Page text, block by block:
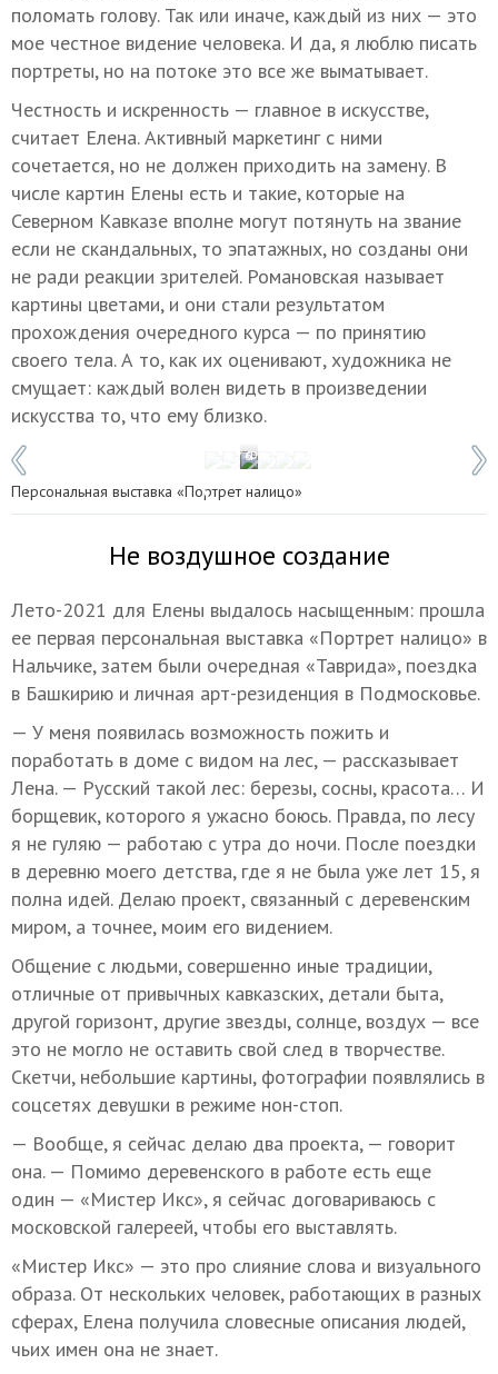
поломать голову. Так или иначе, каждый из них — это
мое честное видение человека. И да, я люблю писать
портреты, но на потоке это все же выматывает.
Честность и искренность — главное в искусстве,
считает Елена. Активный маркетинг с ними
сочетается, но не должен приходить на замену. В
числе картин Елены есть и такие, которые на
Северном Кавказе вполне могут потянуть на звание
если не скандальных, то эпатажных, но созданы они
не ради реакции зрителей. Романовская называет
картины цветами, и они стали результатом
прохождения очередного курса — по принятию
своего тела. А то, как их оценивают, художника не
смущает: каждый волен видеть в произведении
искусства то, что ему близко.
Фото: Татьяна Свириденко
1 / 6
Персональная выставка «Портрет налицо»
Не воздушное создание
Лето-2021 для Елены выдалось насыщенным: прошла
ее первая персональная выставка «Портрет налицо» в
Нальчике, затем были очередная «Таврида», поездка
в Башкирию и личная арт-резиденция в Подмосковье.
— У меня появилась возможность пожить и
поработать в доме с видом на лес, — рассказывает
Лена. — Русский такой лес: березы, сосны, красота… И
борщевик, которого я ужасно боюсь. Правда, по лесу
я не гуляю — работаю с утра до ночи. После поездки
в деревню моего детства, где я не была уже лет 15, я
полна идей. Делаю проект, связанный с деревенским
миром, а точнее, моим его видением.
Общение с людьми, совершенно иные традиции,
отличные от привычных кавказских, детали быта,
другой горизонт, другие звезды, солнце, воздух — все
это не могло не оставить свой след в творчестве.
Скетчи, небольшие картины, фотографии появлялись в
соцсетях девушки в режиме нон-стоп.
— Вообще, я сейчас делаю два проекта, — говорит
она. — Помимо деревенского в работе есть еще
один — «Мистер Икс», я сейчас договариваюсь с
московской галереей, чтобы его выставлять.
«Мистер Икс» — это про слияние слова и визуального
образа. От нескольких человек, работающих в разных
сферах, Елена получила словесные описания людей,
чьих имен она не знает.